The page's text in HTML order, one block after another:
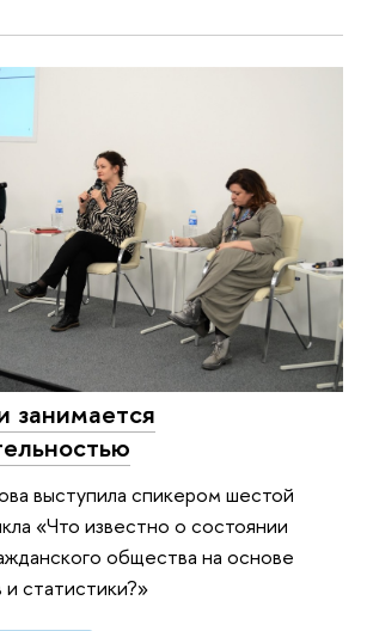
занимается
выступила спикером шестой
«Что известно о состоянии
общества на основе
статистики?»